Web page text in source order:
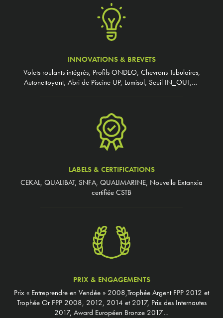
INNOVATIONS & BREVETS
Volets roulants intégrés, Profils ONDEO, Chevrons Tubulaires,
Autonettoyant, Abri de Piscine UP, Lumisol, Seuil IN_OUT,…
LABELS & CERTIFICATIONS
CEKAL, QUALIBAT, SNFA, QUALIMARINE, Nouvelle Extanxia
certifiée CSTB
PRIX & ENGAGEMENTS
Prix « Entreprendre en Vendée » 2008,Trophée Argent FPP 2012 et
Trophée Or FPP 2008, 2012, 2014 et 2017, Prix des Internautes
2017, Award Européen Bronze 2017…